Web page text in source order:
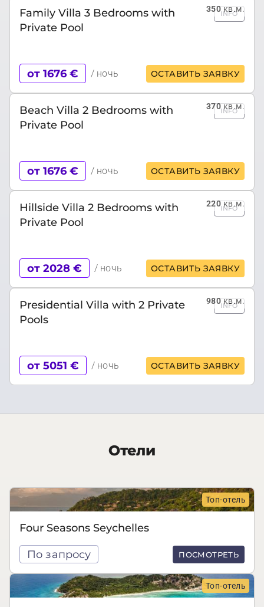
350кв.м.
Family Villa 3 Bedrooms with
Private Pool
INFO
от 1676 € / ночь ОСТАВИТЬ ЗАЯВКУ
370кв.м.
Beach Villa 2 Bedrooms with
Private Pool
INFO
от 1676 € / ночь ОСТАВИТЬ ЗАЯВКУ
220кв.м.
Hillside Villa 2 Bedrooms with
Private Pool
INFO
от 2028 € / ночь ОСТАВИТЬ ЗАЯВКУ
980кв.м.
Presidential Villa with 2 Private
Pools
INFO
от 5051 € / ночь ОСТАВИТЬ ЗАЯВКУ
Отели
Топ-отель
Four Seasons Seychelles
По запросу ПОСМОТРЕТЬ
Топ-отель